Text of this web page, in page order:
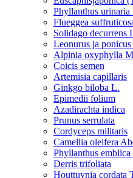
Phyllanthus urinaria
Flueggea
Solidago decurrens
Leonurus ja
Alpinia oxyphylla
Coicis semen
Artemisia capillaris
Ginkgo biloba L.
Epimedii folium
Azadirachta indica
Prunus serrulata
Cordyceps militaris
Camellia oleifera
Phyllanthus emblica
Derris trifoliata
Houttuynia cordata